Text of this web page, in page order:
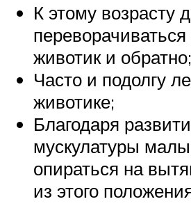
К этому возрасту
животик и обратно;
Часто и подолгу
животике;
Благодаря
мускулатуры
опираться на
из этого